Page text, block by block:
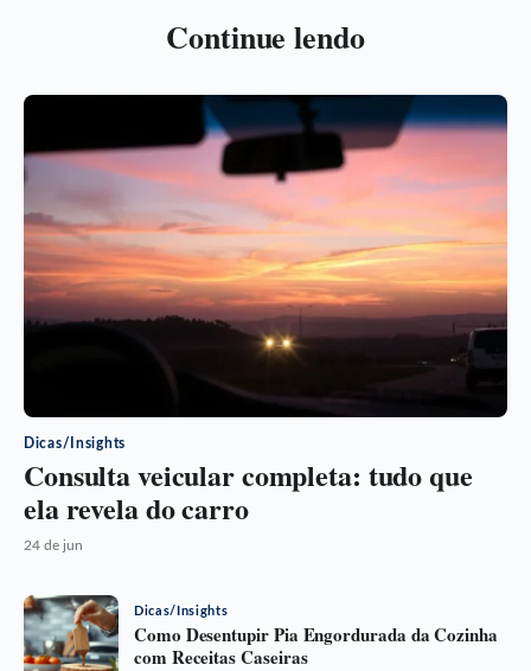
Continue lendo
Dicas/Insights
Consulta veicular completa: tudo que
ela revela do carro
24 de jun
Dicas/Insights
Como Desentupir Pia Engordurada da Cozinha
com Receitas Caseiras